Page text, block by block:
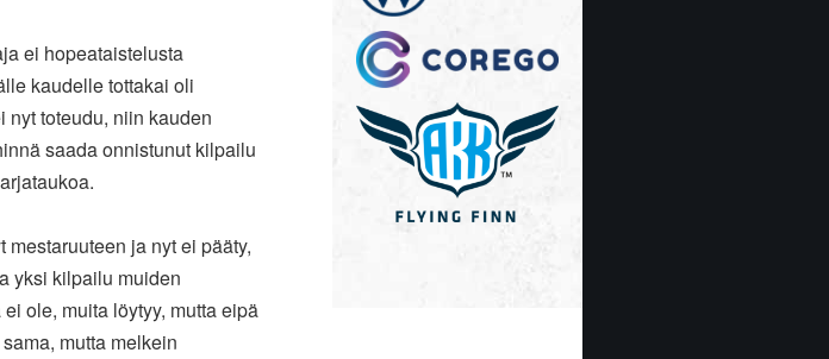
ei hopeataistelusta
kaudelle tottakai oli
nyt toteudu, niin kauden
saada onnistunut kilpailu
ja nyt ei pääty,
yksi kilpailu muiden
ole, muita löytyy, mutta eipä
mutta melkein